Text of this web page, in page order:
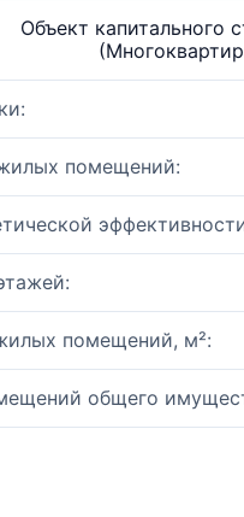
Объект капитального
помещений:
помещений, м²:
общего